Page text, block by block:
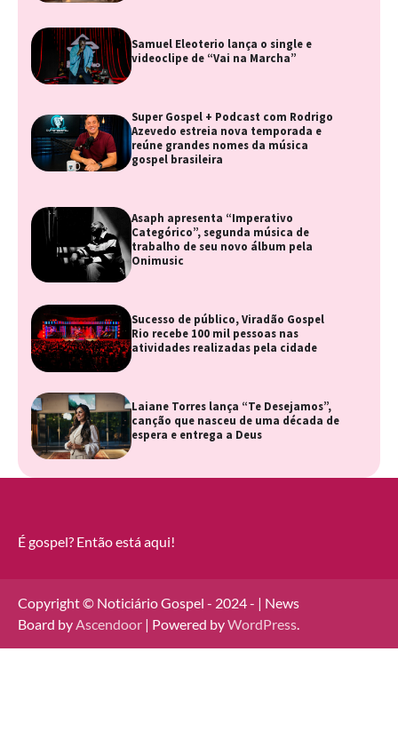
Samuel Eleoterio lança o single e
videoclipe de “Vai na Marcha”
Super Gospel + Podcast com Rodrigo
Azevedo estreia nova temporada e
reúne grandes nomes da música
gospel brasileira
Asaph apresenta “Imperativo
Categórico”, segunda música de
trabalho de seu novo álbum pela
Onimusic
Sucesso de público, Viradão Gospel
Rio recebe 100 mil pessoas nas
atividades realizadas pela cidade
Laiane Torres lança “Te Desejamos”,
canção que nasceu de uma década de
espera e entrega a Deus
É gospel? Então está aqui!
Copyright © Noticiário Gospel - 2024 - | News
Board byAscendoor | Powered byWordPress.